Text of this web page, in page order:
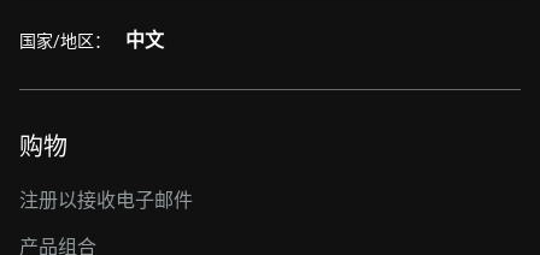
国家/地区： 中文
购物
注册以接收电子邮件
产品组合